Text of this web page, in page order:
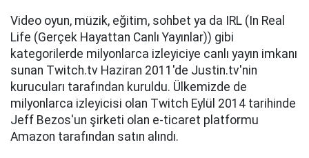
Video oyun, müzik, eğitim, sohbet ya da IRL (In Real
Life (Gerçek Hayattan Canlı Yayınlar)) gibi
kategorilerde milyonlarca izleyiciye canlı yayın imkanı
sunan Twitch.tv Haziran 2011'de Justin.tv'nin
kurucuları tarafından kuruldu. Ülkemizde de
milyonlarca izleyicisi olan Twitch Eylül 2014 tarihinde
Jeff Bezos'un şirketi olan e-ticaret platformu
Amazon tarafından satın alındı.